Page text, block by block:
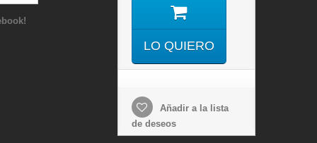
LO QUIERO
Añadir a la lista
de deseos